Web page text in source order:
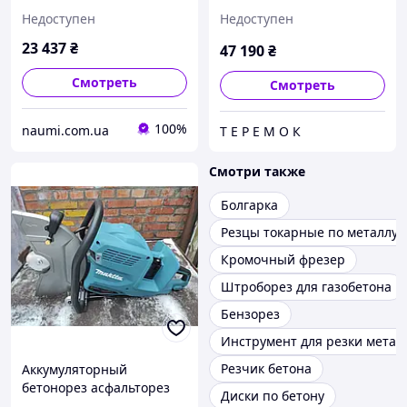
устройства
Недоступен
23 437₴
Смотреть
naumi.com.ua 100%
Недоступен
47 190₴
Смотреть
Т Е Р Е М О К
Аккумуляторный
бетонорез асфальторез
Смотри также
Болгарка
Резцы токарные по металлу
Кромочный фрезер
Штроборез для газобетона
Бензорез
Инструмент для резки
Резчик бетона
Диски по бетону